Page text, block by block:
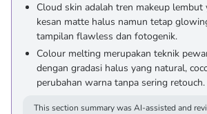
Cloud skin adalah tren makeup lembut
kesan matte halus namun tetap
tampilan flawless dan fotogenik.
Colour melting merupakan teknik
dengan gradasi halus yang natural,
perubahan warna tanpa sering retouch.
This section summary was AI-assisted and